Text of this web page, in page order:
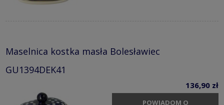
Maselnica kostka masła Bolesławiec
GU1394DEK41
136,90 zł
POWIADOM O